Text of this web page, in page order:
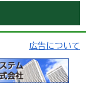
広告について